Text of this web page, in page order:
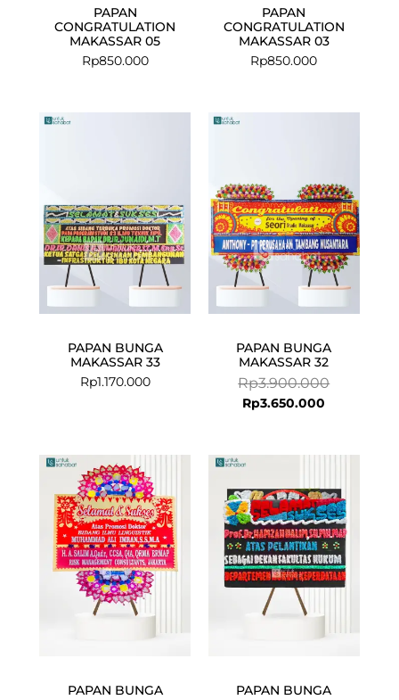
PAPAN
CONGRATULATION
MAKASSAR 05
Rp850.000
PAPAN
CONGRATULATION
MAKASSAR 03
Rp850.000
PAPAN BUNGA
MAKASSAR 33
Rp1.170.000
PAPAN BUNGA
MAKASSAR 32
Rp3.900.000
Rp3.650.000
PAPAN BUNGA
PAPAN BUNGA